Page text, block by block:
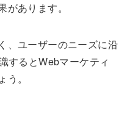
あります。
、ユーザーのニーズに沿
するとWebマーケティ
。